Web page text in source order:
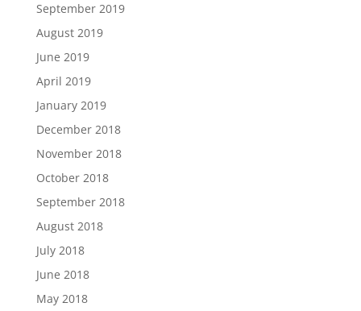
September 2019
August 2019
June 2019
April 2019
January 2019
December 2018
November 2018
October 2018
September 2018
August 2018
July 2018
June 2018
May 2018